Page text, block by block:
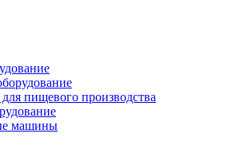
пищевого производства
машины